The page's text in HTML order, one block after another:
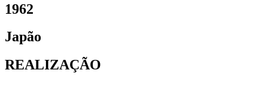
1962
Japão
REALIZAÇÃO